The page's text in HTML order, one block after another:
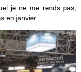
je ne me rends pas,
en janvier.